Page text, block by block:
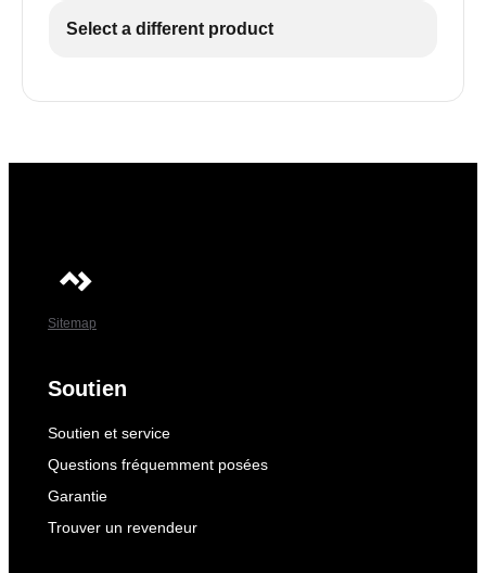
Select a different product
Sitemap
Soutien
Soutien et service
Questions fréquemment posées
Garantie
Trouver un revendeur